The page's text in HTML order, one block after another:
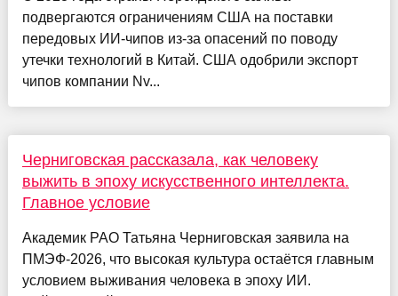
подвергаются ограничениям США на поставки
передовых ИИ-чипов из-за опасений по поводу
утечки технологий в Китай. США одобрили экспорт
чипов компании Nv...
Черниговская рассказала, как человеку
выжить в эпоху искусственного интеллекта.
Главное условие
Академик РАО Татьяна Черниговская заявила на
ПМЭФ-2026, что высокая культура остаётся главным
условием выживания человека в эпоху ИИ.